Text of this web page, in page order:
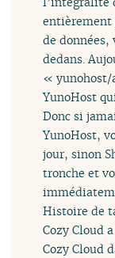
entièrement
de données,
dedans.
« yunohost/
YunoHost
Donc si
YunoHost,
jour, sinon
tronche et
Histoire de
Cozy Cloud
Cozy Cloud